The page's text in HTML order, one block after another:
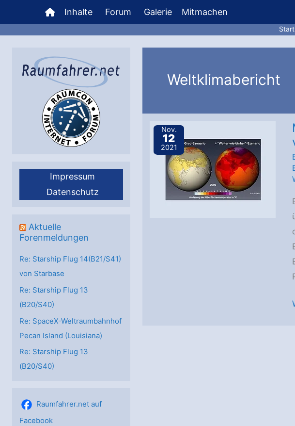
Inhalt
springen
Inhalte Forum Galerie Mitmachen
Start
Impressum
Datenschutz
Aktuelle
Forenmeldungen
Re: Starship Flug 14(B21/S41)
von Starbase
Re: Starship Flug 13
(B20/S40)
Re: SpaceX-Weltraumbahnhof
Pecan Island (Louisiana)
Re: Starship Flug 13
(B20/S40)
Raumfahrer.net auf
Facebook
Weltklimabericht
Nov.
12
2021